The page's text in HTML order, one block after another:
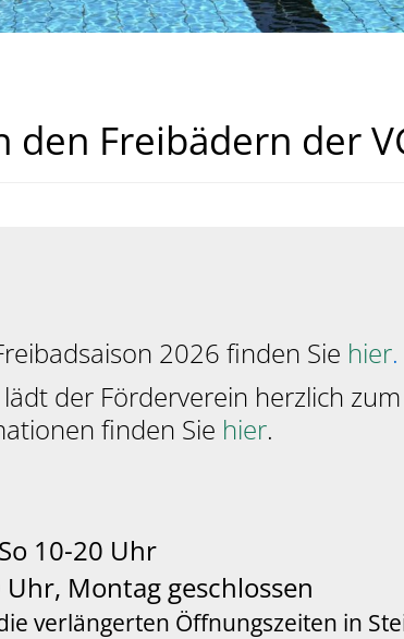
Freibädern der
2026 finden Sie hier.
der Förderverein herzlich zum
finden Sie hier.
10-20 Uhr
Uhr, Montag geschlossen
verlängerten Öffnungszeiten in